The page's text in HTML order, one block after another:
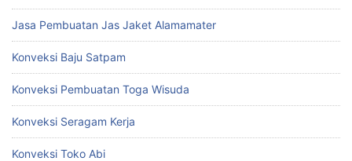
Jasa Pembuatan Jas Jaket Alamamater
Konveksi Baju Satpam
Konveksi Pembuatan Toga Wisuda
Konveksi Seragam Kerja
Konveksi Toko Abi